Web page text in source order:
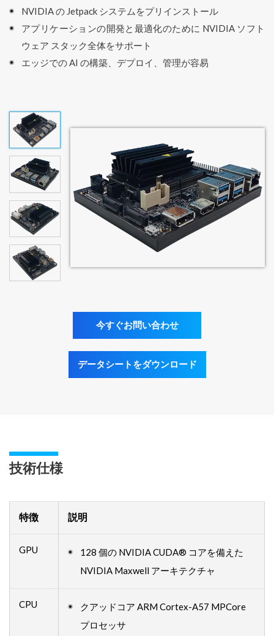
NVIDIA の Jetpack システムをプリインストール
アプリケーションの開発と最適化のために NVIDIA ソフト
ウェア スタック全体をサポート
エッジでの AI の構築、デプロイ、管理が容易
今すぐお問い合わせ
データシートをダウンロード
技術仕様
特徴 説明
GPU
128 個の NVIDIA CUDA® コアを備えた
NVIDIA Maxwell アーキテクチャ
CPU
クアッドコア ARM Cortex-A57 MPCore
プロセッサ